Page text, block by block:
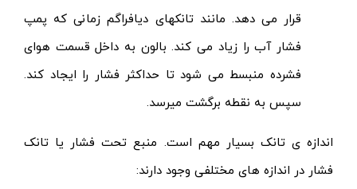
قرار می دهد. مانند تانکهای دیافراگم زمانی که پمپ
فشار آب را زیاد می کند. بالون به داخل قسمت هوای
فشرده منبسط می شود تا حداکثر فشار را ایجاد کند.
سپس به نقطه برگشت میرسد.
اندازه ی تانک بسیار مهم است. منبع تحت فشار یا تانک
فشار در اندازه های مختلفی وجود دارند: